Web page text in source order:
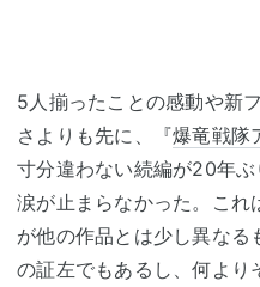
5人揃ったことの感動や新
さよりも先に、『爆竜戦隊
寸分違わない続編が20年
涙が止まらなかった。これ
が他の作品とは少し異なる
の証左でもあるし、何より